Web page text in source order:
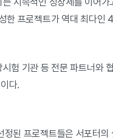
한 프로젝트가 역대 최다인
험 기관 등 전문 파트너와
다.
된 프로젝트들은 서포터